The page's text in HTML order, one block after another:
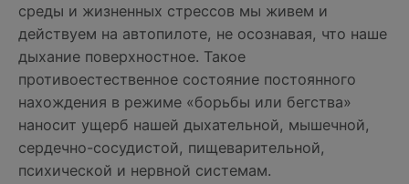
среды и жизненных стрессов мы живем и
действуем на автопилоте, не осознавая, что наше
дыхание поверхностное. Такое
противоестественное состояние постоянного
нахождения в режиме «борьбы или бегства»
наносит ущерб нашей дыхательной, мышечной,
сердечно-сосудистой, пищеварительной,
психической и нервной системам.